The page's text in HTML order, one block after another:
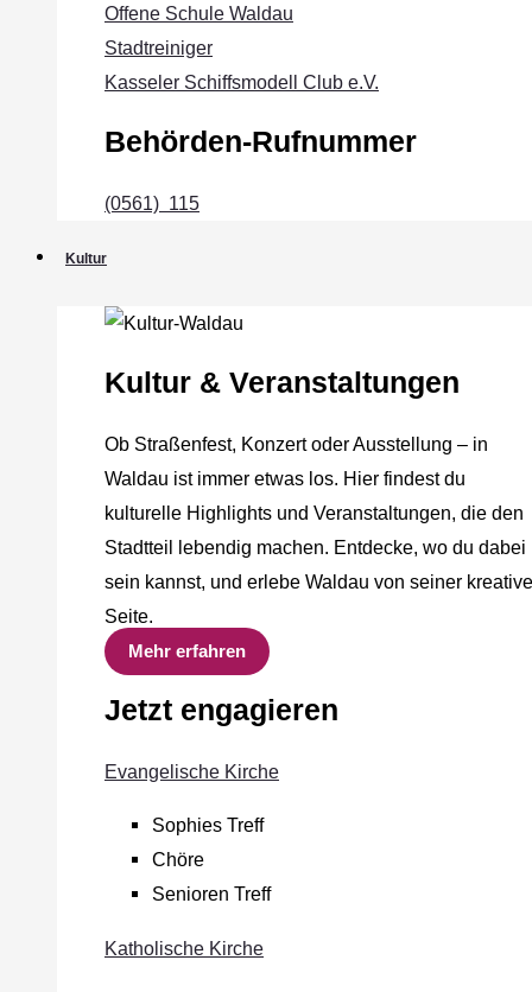
Offene Schule Waldau
Stadtreiniger
Kasseler Schiffsmodell Club e.V.
Behörden-Rufnummer
(0561) 115
Kultur
Kultur & Veranstaltungen
Ob Straßenfest, Konzert oder Ausstellung – in
Waldau ist immer etwas los. Hier findest du
kulturelle Highlights und Veranstaltungen, die den
Stadtteil lebendig machen. Entdecke, wo du dabei
sein kannst, und erlebe Waldau von seiner
Seite.
Mehr erfahren
Jetzt engagieren
Evangelische Kirche
Sophies Treff
Chöre
Senioren Treff
Katholische Kirche